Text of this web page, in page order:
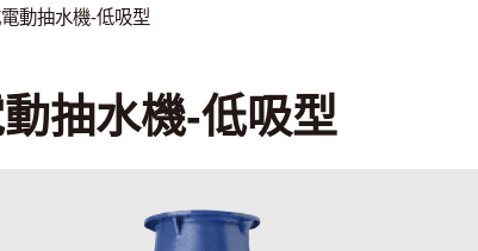
動抽水機-低吸型
抽水機-低吸型